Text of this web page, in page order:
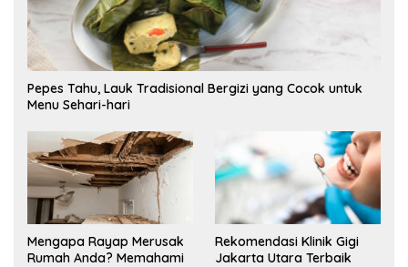
Pepes Tahu, Lauk Tradisional Bergizi yang Cocok untuk
Menu Sehari-hari
Mengapa Rayap Merusak
Rumah Anda? Memahami
Rekomendasi Klinik Gigi
Jakarta Utara Terbaik